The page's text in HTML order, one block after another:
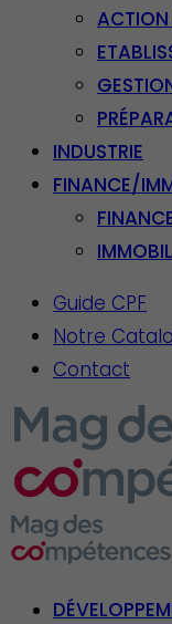
ACTION
INDUSTRIE
FINANCE/
Guide CPF
Notre
Contact